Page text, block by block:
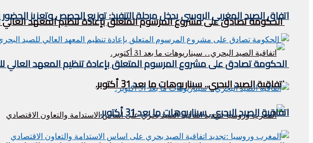
الحكومة تصادق على مشروع المرسوم المتعلق بإعادة تنظيم المعهد العالي
اتفاقية الصيد البحري.. سيناريوهات ما بعد 31 أكتوبر.
اتفاق الصيد المغربي الروسي يدخل مرحلة التنفيذ: توزيع الحصص وتعزيز
الحكومة تصادق على مشروع المرسوم المتعلق بإعادة تنظيم المعهد العالي
اتفاقية الصيد البحري.. سيناريوهات ما بعد 31 أكتوبر.